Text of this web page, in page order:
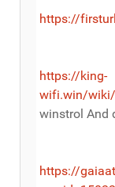
https://
https://king-
wifi.win/wiki/
winstrol And
https://